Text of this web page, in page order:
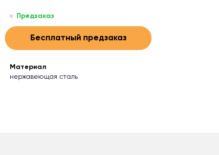
Предзаказ
Бесплатный предзаказ
Материал
нержавеющая сталь